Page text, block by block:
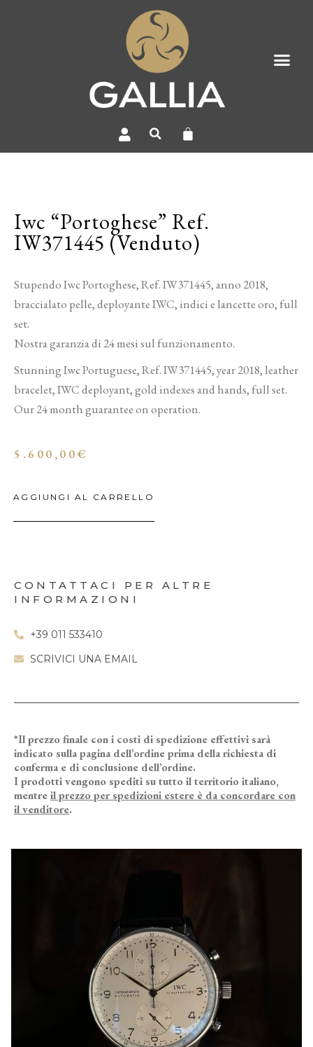
Iwc “Portoghese” Ref.
IW371445 (Venduto)
Stupendo Iwc Portoghese, Ref. IW371445, anno 2018,
braccialato pelle, deployante IWC, indici e lancette oro, full
set.
Nostra garanzia di 24 mesi sul funzionamento.
Stunning Iwc Portuguese, Ref. IW371445, year 2018, leather
bracelet, IWC deployant, gold indexes and hands, full set.
Our 24 month guarantee on operation.
5.600,00€
AGGIUNGI AL CARRELLO
CONTATTACI PER ALTRE
INFORMAZIONI
+39 011 533410
SCRIVICI UNA EMAIL
*Il prezzo finale con i costi di spedizione effettivi sarà
indicato sulla pagina dell’ordine prima della richiesta di
conferma e di conclusione dell’ordine.
I prodotti vengono spediti su tutto il territorio italiano,
mentre il prezzo per spedizioni estere è da concordare con
il venditore.